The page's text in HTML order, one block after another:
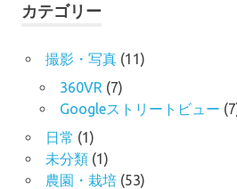
カテゴリー
撮影・写真(11)
360VR (7)
Googleストリートビュー
日常 (1)
未分類(1)
農園・栽培(53)